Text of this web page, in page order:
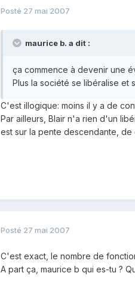
Posté 27 mai 2007
maurice b. a dit :
ça commence à devenir une
Plus la société se libéralise et
C'est illogique: moins il y a de
Par ailleurs, Blair n'a rien d'un
est sur la pente descendante,
Posté 27 mai 2007
C'est exact, le nombre de
A part ça, maurice b qui es-tu ?